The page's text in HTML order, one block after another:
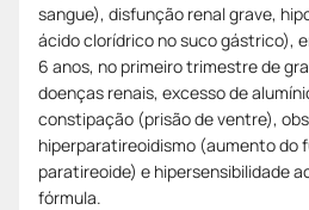
sangue), disfunção renal grave,
ácido clorídrico no suco gástrico),
6 anos, no primeiro trimestre de
doenças renais, excesso de
constipação (prisão de ventre),
hiperparatireoidismo (aumento do
paratireoide) e hipersensibilidade
fórmula.